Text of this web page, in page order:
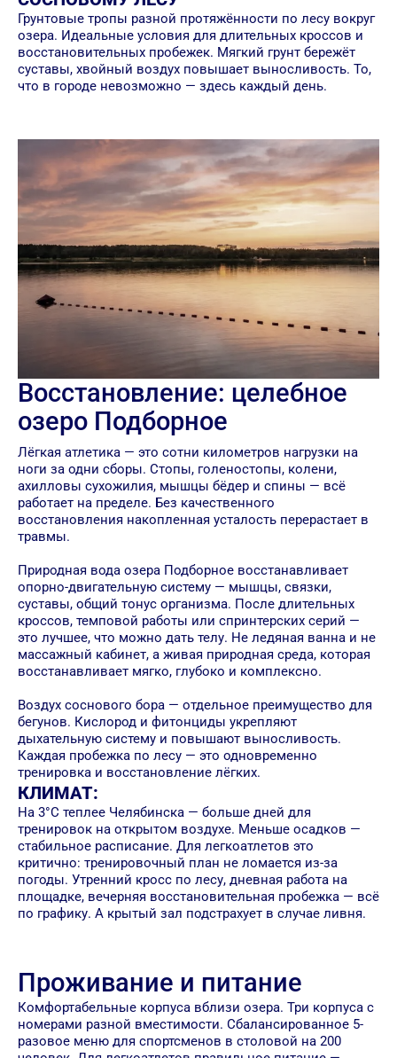
Грунтовые тропы разной протяжённости по лесу вокруг
озера. Идеальные условия для длительных кроссов и
восстановительных пробежек. Мягкий грунт бережёт
суставы, хвойный воздух повышает выносливость. То,
что в городе невозможно — здесь каждый день.
Восстановление: целебное
озеро Подборное
Лёгкая атлетика — это сотни километров нагрузки на
ноги за одни сборы. Стопы, голеностопы, колени,
ахилловы сухожилия, мышцы бёдер и спины — всё
работает на пределе. Без качественного
восстановления накопленная усталость перерастает в
травмы.
Природная вода озера Подборное восстанавливает
опорно-двигательную систему — мышцы, связки,
суставы, общий тонус организма. После длительных
кроссов, темповой работы или спринтерских серий —
это лучшее, что можно дать телу. Не ледяная ванна и не
массажный кабинет, а живая природная среда, которая
восстанавливает мягко, глубоко и комплексно.
Воздух соснового бора — отдельное преимущество для
бегунов. Кислород и фитонциды укрепляют
дыхательную систему и повышают выносливость.
Каждая пробежка по лесу — это одновременно
тренировка и восстановление лёгких.
КЛИМАТ:
На 3°C теплее Челябинска — больше дней для
тренировок на открытом воздухе. Меньше осадков —
стабильное расписание. Для легкоатлетов это
критично: тренировочный план не ломается из-за
погоды. Утренний кросс по лесу, дневная работа на
площадке, вечерняя восстановительная пробежка — всё
по графику. А крытый зал подстрахует в случае ливня.
Проживание и питание
Комфортабельные корпуса вблизи озера. Три корпуса с
номерами разной вместимости. Сбалансированное 5-
разовое меню для спортсменов в столовой на 200